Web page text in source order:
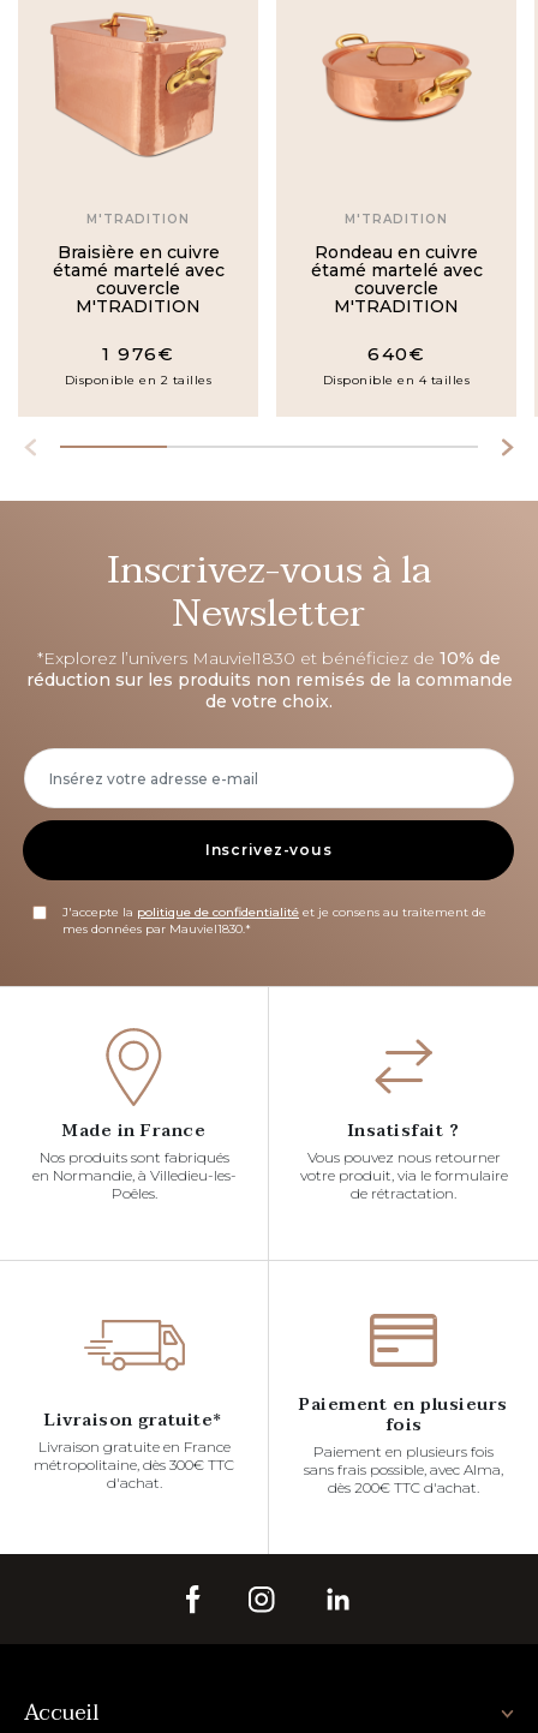
M'TRADITION
Braisière en cuivre
étamé martelé avec
couvercle
M'TRADITION
1 976€
Disponible en 2 tailles
M'TRADITION
Rondeau en cuivre
étamé martelé avec
couvercle
M'TRADITION
640€
Disponible en 4 tailles
Inscrivez-vous à la
Newsletter
*Explorez l’univers Mauviel1830 et bénéficiez de 10% de
réduction sur les produits non remisés de la commande
de votre choix.
Inscrivez-vous
J'accepte la politique de confidentialité et je consens au traitement de
mes données par Mauviel1830.*
Made in France
Nos produits sont fabriqués
en Normandie, à Villedieu-les-
Poêles.
Insatisfait ?
Vous pouvez nous retourner
votre produit, via le formulaire
de rétractation.
Livraison gratuite*
Livraison gratuite en France
métropolitaine, dès 300€ TTC
d'achat.
Paiement en plusieurs
fois
Paiement en plusieurs fois
sans frais possible, avec Alma,
dès 200€ TTC d'achat.
Accueil